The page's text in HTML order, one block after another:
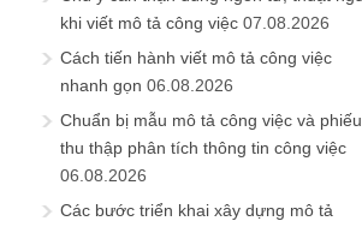
khi viết mô tả công việc 07.08.2026
Cách tiến hành viết mô tả công việc
nhanh gọn 06.08.2026
Chuẩn bị mẫu mô tả công việc và phiếu
thu thập phân tích thông tin công việc
06.08.2026
Các bước triển khai xây dựng mô tả